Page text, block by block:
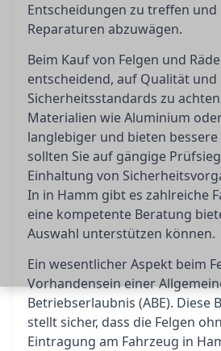
Entscheidungen zu treffen
Reparaturen abzuwägen.
Beim Kauf von Felgen und
entscheidend, auf Qualität und
Sicherheitsstandards zu
Materialien wie Aluminium
langlebiger und bieten
sollten Sie auf gängige
Einhaltung von
In in Hamm gibt es zahlreiche
eine kompetente Beratung
Auswahl unterstützen können.
Ein wesentlicher Aspekt beim
Vorhandensein einer
Betriebserlaubnis (ABE). Diese
stellt sicher, dass die Felgen
Eintragung am Fahrzeug in